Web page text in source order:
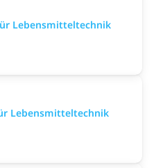
Lebensmitteltechnik
Lebensmitteltechnik